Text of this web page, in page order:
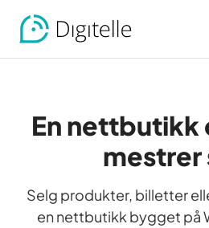
En nettbutikk
mestrer
Selg produkter, billetter
en nettbutikk bygget på